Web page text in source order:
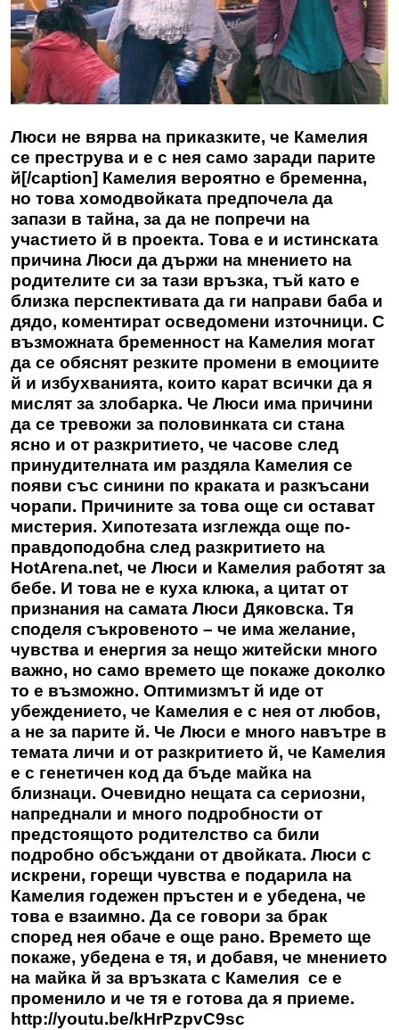
Люси не вярва на приказките, че Камелия
се преструва и е с нея само заради парите
й[/caption] Камелия вероятно е бременна,
но това хомодвойката предпочела да
запази в тайна, за да не попречи на
участието й в проекта. Това е и истинската
причина Люси да държи на мнението на
родителите си за тази връзка, тъй като е
близка перспективата да ги направи баба и
дядо, коментират осведомени източници. С
възможната бременност на Камелия могат
да се обяснят резките промени в емоциите
й и избухванията, които карат всички да я
мислят за злобарка. Че Люси има причини
да се тревожи за половинката си стана
ясно и от разкритието, че часове след
принудителната им раздяла Камелия се
появи със синини по краката и разкъсани
чорапи. Причините за това още си остават
мистерия. Хипотезата изглежда още по-
правдоподобна след разкритието на
HotArena.net, че Люси и Камелия работят за
бебе. И това не е куха клюка, а цитат от
признания на самата Люси Дяковска. Тя
споделя съкровеното – че има желание,
чувства и енергия за нещо житейски много
важно, но само времето ще покаже доколко
то е възможно. Оптимизмът й иде от
убеждението, че Камелия е с нея от любов,
а не за парите й. Че Люси е много навътре в
темата личи и от разкритието й, че Камелия
е с генетичен код да бъде майка на
близнаци. Очевидно нещата са сериозни,
напреднали и много подробности от
предстоящото родителство са били
подробно обсъждани от двойката. Люси с
искрени, горещи чувства е подарила на
Камелия годежен пръстен и е убедена, че
това е взаимно. Да се говори за брак
според нея обаче е още рано. Времето ще
покаже, убедена е тя, и добавя, че мнението
на майка й за връзката с Камелия се е
променило и че тя е готова да я приеме.
http://youtu.be/kHrPzpvC9sc